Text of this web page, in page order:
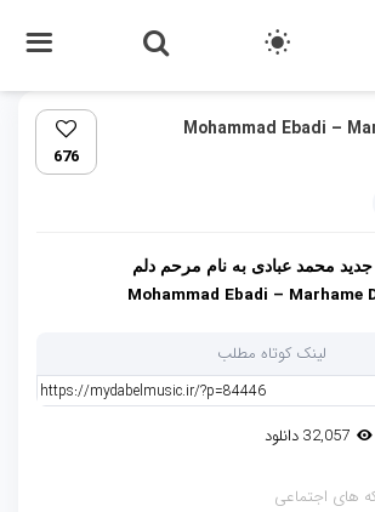
Mohammad Ebadi –
676
جدید محمد عبادی به نام مرحم دلم
Mohammad Ebadi – Marhame
لینک کوتاه مطلب
32,057 دانلود
های اجتماعی